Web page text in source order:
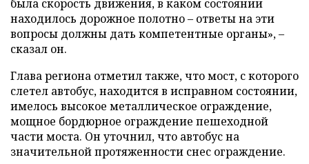
была скорость движения, в каком состоянии
находилось дорожное полотно – ответы на эти
вопросы должны дать компетентные органы», –
сказал он.
Глава региона отметил также, что мост, с которого
слетел автобус, находится в исправном состоянии,
имелось высокое металлическое ограждение,
мощное бордюрное ограждение пешеходной
части моста. Он уточнил, что автобус на
значительной протяженности снес ограждение.